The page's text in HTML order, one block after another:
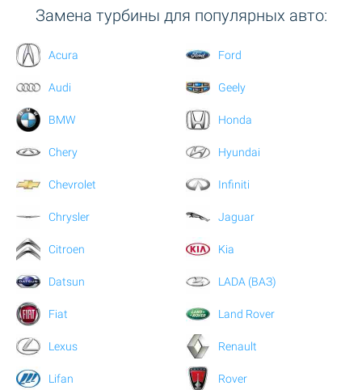
Замена турбины для популярных авто:
Acura
Audi
BMW
Chery
Chevrolet
Chrysler
Citroen
Datsun
Fiat
Ford
Geely
Honda
Hyundai
Infiniti
Jaguar
Kia
LADA (ВАЗ)
Land Rover
Lexus
Lifan
Renault
Rover